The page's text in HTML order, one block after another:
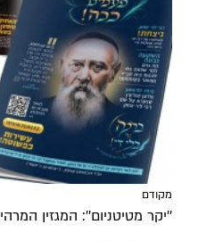
מקודם
''יקר מטיטניום'': המגזין